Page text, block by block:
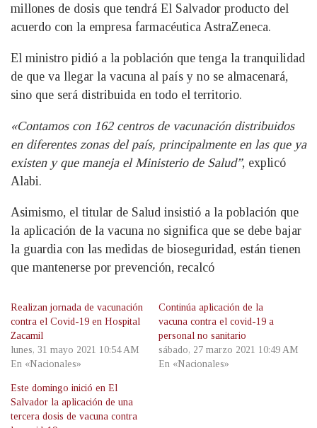
millones de dosis que tendrá El Salvador producto del
acuerdo con la empresa farmacéutica AstraZeneca.
El ministro pidió a la población que tenga la tranquilidad
de que va llegar la vacuna al país y no se almacenará,
sino que será distribuida en todo el territorio.
«Contamos con 162 centros de vacunación distribuidos
en diferentes zonas del país, principalmente en las que ya
existen y que maneja el Ministerio de Salud”, explicó
Alabi.
Asimismo, el titular de Salud insistió a la población que
la aplicación de la vacuna no significa que se debe bajar
la guardia con las medidas de bioseguridad, están tienen
que mantenerse por prevención, recalcó
Realizan jornada de vacunación
contra el Covid-19 en Hospital
Zacamil
lunes, 31 mayo 2021 10:54 AM
En «Nacionales»
Continúa aplicación de la
vacuna contra el covid-19 a
personal no sanitario
sábado, 27 marzo 2021 10:49 AM
En «Nacionales»
Este domingo inició en El
Salvador la aplicación de una
tercera dosis de vacuna contra